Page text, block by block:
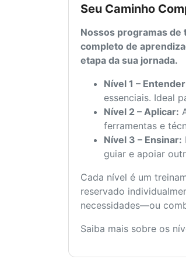
Seu Caminho
Nossos programas
completo de
etapa da sua jornada.
Nível 1 –
essenciais. Ideal
Nível 2 – Aplicar:
ferramentas e
Nível 3 – Ensinar:
guiar e apoiar
Cada nível é um
reservado
necessidades—ou
Saiba mais sobre os